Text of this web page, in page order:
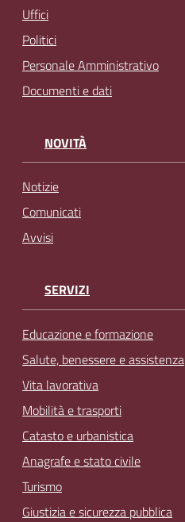
Uffici
Politici
Personale Amministrativo
Documenti e dati
NOVITÀ
Notizie
Comunicati
Avvisi
SERVIZI
Educazione e formazione
Salute, benessere e assistenza
Vita lavorativa
Mobilità e trasporti
Catasto e urbanistica
Anagrafe e stato civile
Turismo
Giustizia e sicurezza pubblica